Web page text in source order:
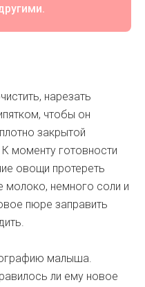
нарезать
чтобы он
закрытой
моменту готовности
овощи протереть
молоко, немного соли и
пюре заправить
малыша.
ли ему новое